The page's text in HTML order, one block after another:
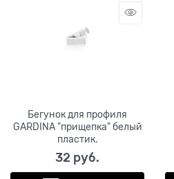
Бегунок для профиля
GARDINA "прищепка" белый
пластик.
32 руб.